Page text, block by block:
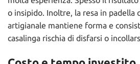
o insipido. Inoltre, la resa in padella
artigianale mantiene forma e
casalinga rischia di disfarsi o